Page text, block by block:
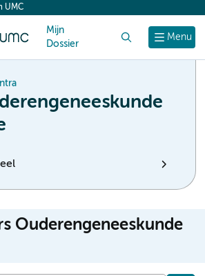
Menu
UMC
Mijn
Dossier
Ouderengeneeskunde